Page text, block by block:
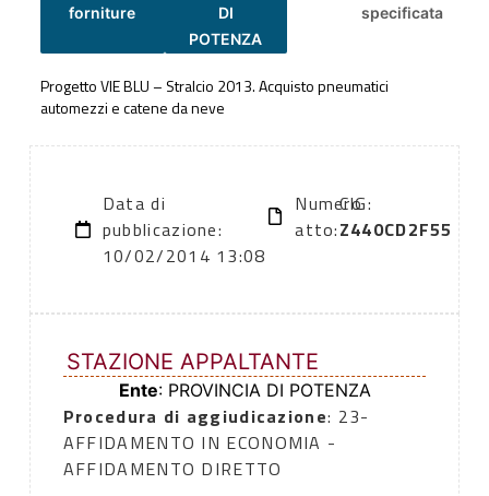
forniture
DI
POTENZA
specificata
Progetto VIE BLU – Stralcio 2013. Acquisto pneumatici
automezzi e catene da neve
Data di
pubblicazione:
10/02/2014 13:08
Numero
atto:
CIG:
Z440CD2F55
STAZIONE APPALTANTE
Ente: PROVINCIA DI POTENZA
Procedura di aggiudicazione: 23-
AFFIDAMENTO IN ECONOMIA -
AFFIDAMENTO DIRETTO